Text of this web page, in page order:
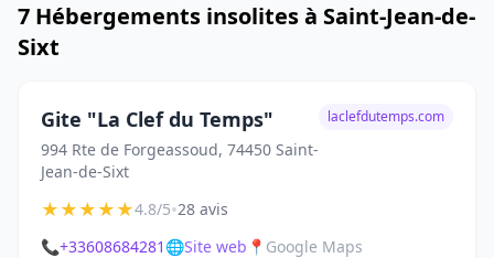
7 Hébergements insolites à Saint-Jean-de-
Sixt
Gite "La Clef du Temps"
994 Rte de Forgeassoud, 74450 Saint-
Jean-de-Sixt
laclefdutemps.com
★★★★★4.8/5•28 avis
📞+33608684281 🌐Site web 📍 Google Maps